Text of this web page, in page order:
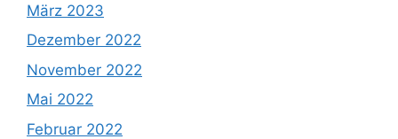
März 2023
Dezember 2022
November 2022
Mai 2022
Februar 2022